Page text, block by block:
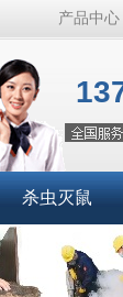
产品中心
杀虫灭鼠